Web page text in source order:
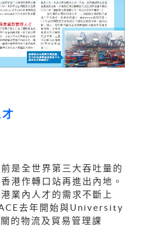
是全世界第三大吞吐量的
港作轉口站再進出內地。
業內人才的需求不斷上
去年開始與University
的物流及貿易管理課